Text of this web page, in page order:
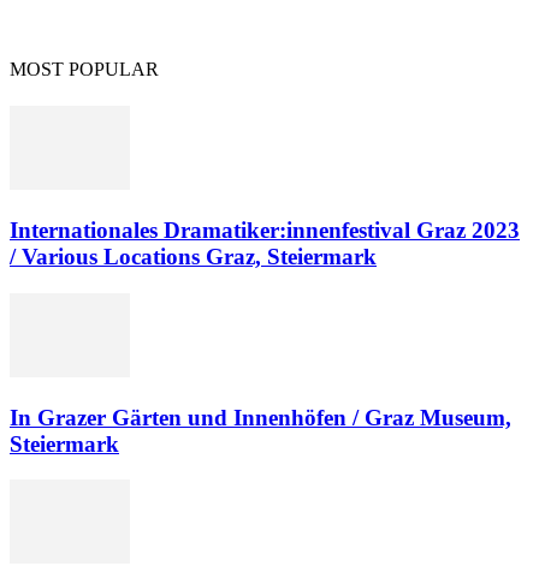
MOST POPULAR
Internationales Dramatiker:innenfestival Graz 2023
/ Various Locations Graz, Steiermark
In Grazer Gärten und Innenhöfen / Graz Museum,
Steiermark